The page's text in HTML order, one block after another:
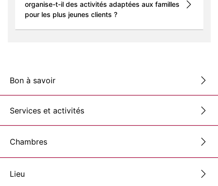
organise-t-il des activités adaptées aux familles
pour les plus jeunes clients ?
Bon à savoir
Services et activités
Chambres
Lieu